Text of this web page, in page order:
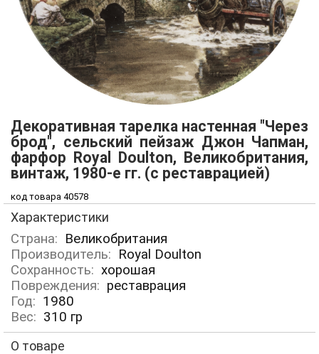
Декоративная тарелка настенная "Через
брод", сельский пейзаж Джон Чапман,
фарфор Royal Doulton, Великобритания,
винтаж, 1980-е гг. (с реставрацией)
код товара 40578
Характеристики
Страна: Великобритания
Производитель: Royal Doulton
Сохранность: хорошая
Повреждения: реставрация
Год: 1980
Вес: 310 гр
О товаре